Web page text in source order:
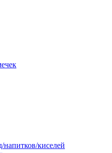
киселей